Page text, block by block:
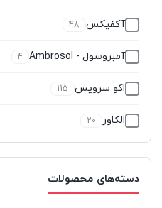
آکفیکس 48
آمبروسول - Ambrosol 4
اکو سرویس 115
الکاور 20
اوهو 4
دسته‌های محصولات